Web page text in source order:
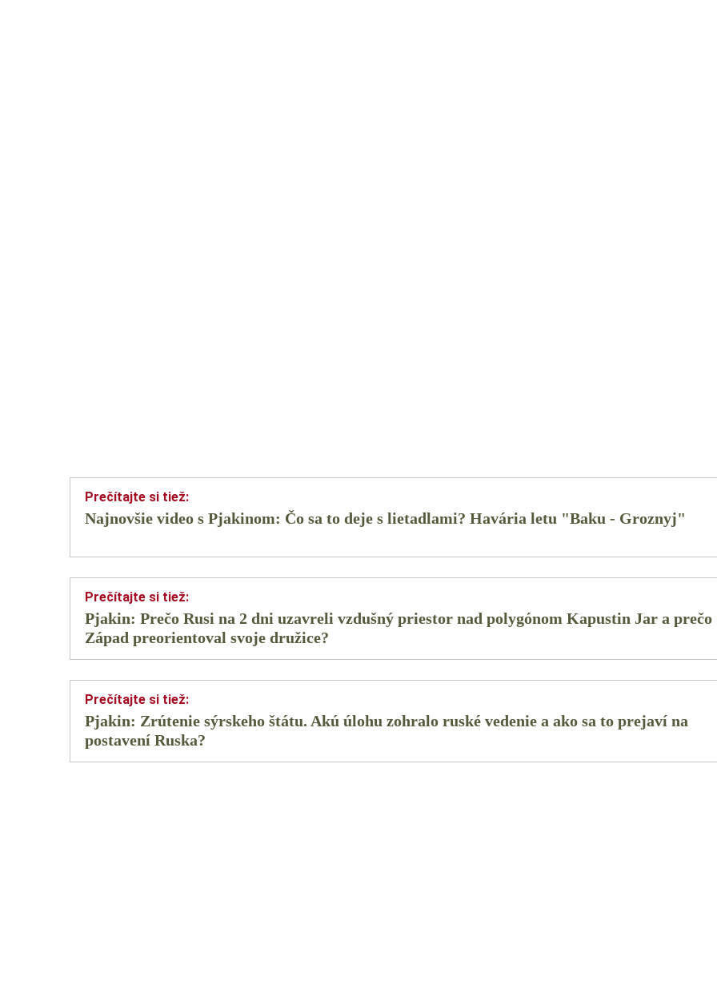
Najnovšie video s Pjakinom: Čo sa to deje s lietadlami? Havária letu "Baku - Groznyj"
Pjakin: Prečo Rusi na 2 dni uzavreli vzdušný priestor nad polygónom Kapustin Jar a prečo
Západ preorientoval svoje družice?
Pjakin: Zrútenie sýrskeho štátu. Akú úlohu zohralo ruské vedenie a ako sa to prejaví na
postavení Ruska?